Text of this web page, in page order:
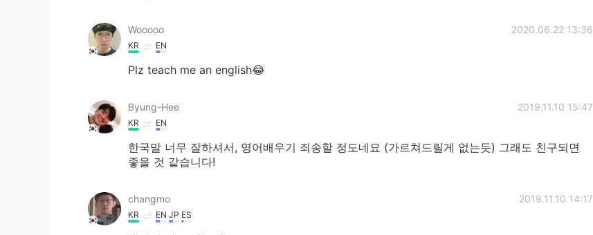
Wooooo 2020.06.22 13:36
KR EN
Plz teach me an english😂
Byung-Hee 2019.11.10 15:47
KR EN
한국말 너무 잘하셔서, 영어배우기 죄송할 정도네요 (가르쳐드릴게 없는듯) 그래도 친구되면
좋을 것 같습니다!
changmo 2019.11.10 14:17
KR EN JP ES